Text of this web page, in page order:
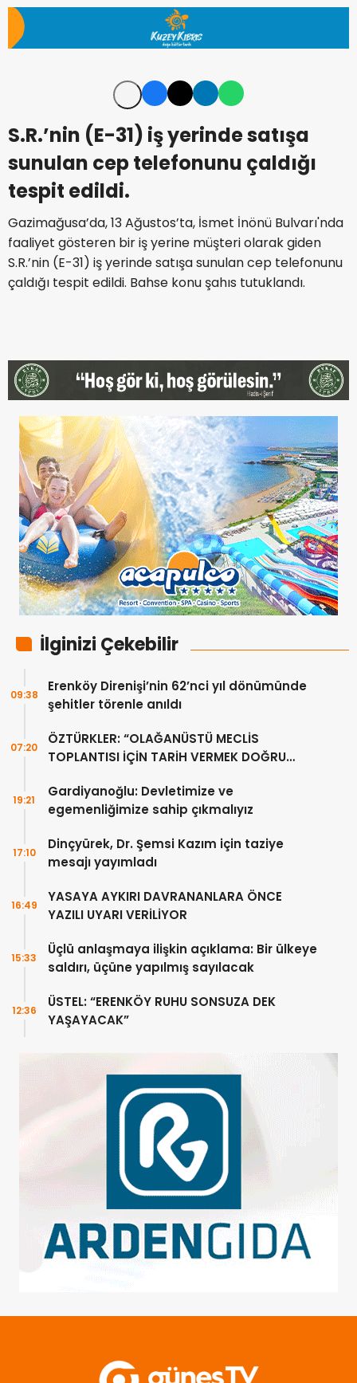
S.R.’nin (E-31) iş yerinde satışa
sunulan cep telefonunu çaldığı
tespit edildi.
Gazimağusa’da, 13 Ağustos’ta, İsmet İnönü Bulvarı'nda
faaliyet gösteren bir iş yerine müşteri olarak giden
S.R.’nin (E-31) iş yerinde satışa sunulan cep telefonunu
çaldığı tespit edildi. Bahse konu şahıs tutuklandı.
İlginizi Çekebilir
Erenköy Direnişi’nin 62’nci yıl dönümünde
şehitler törenle anıldı
09:38
ÖZTÜRKLER: “OLAĞANÜSTÜ MECLİS
TOPLANTISI İÇİN TARİH VERMEK DOĞRU
07:20
Gardiyanoğlu: Devletimize ve
egemenliğimize sahip çıkmalıyız
19:21
Dinçyürek, Dr. Şemsi Kazım için taziye
mesajı yayımladı
17:10
YASAYA AYKIRI DAVRANANLARA ÖNCE
YAZILI UYARI VERİLİYOR
16:49
Üçlü anlaşmaya ilişkin açıklama: Bir ülkeye
saldırı, üçüne yapılmış sayılacak
15:33
ÜSTEL: “ERENKÖY RUHU SONSUZA DEK
YAŞAYACAK”
12:36